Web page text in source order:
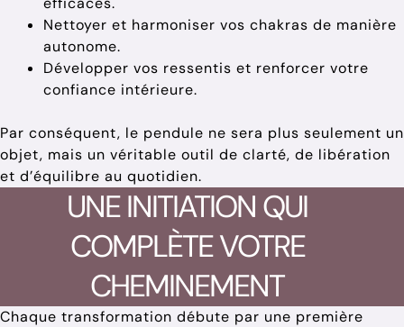
Nettoyer et harmoniser vos chakras de manière
autonome.
Développer vos ressentis et renforcer votre
confiance intérieure.
Par conséquent, le pendule ne sera plus seulement un
objet, mais un véritable outil de clarté, de libération
et d’équilibre au quotidien.
UNE INITIATION QUI
COMPLÈTE VOTRE
CHEMINEMENT
Chaque transformation débute par une première